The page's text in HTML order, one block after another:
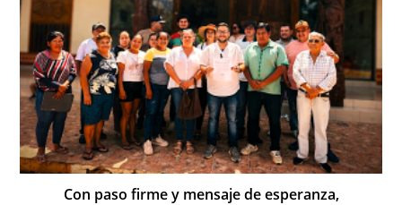
Con paso firme y mensaje de esperanza,